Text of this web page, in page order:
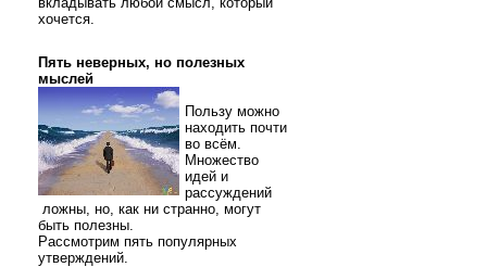
хочется.
Пять неверных, но полезных
мыслей
Пользу можно
находить почти
во всём.
Множество
идей и
рассуждений
ложны, но, как ни странно, могут
быть полезны.
Рассмотрим пять популярных
утверждений.